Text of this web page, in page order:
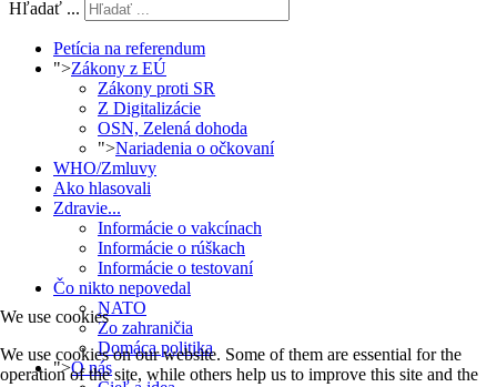
Hľadať ...
Petícia na referendum
">Zákony z EÚ
Zákony proti SR
Z Digitalizácie
OSN, Zelená dohoda
">Nariadenia o očkovaní
WHO/Zmluvy
Ako hlasovali
Zdravie...
Informácie o vakcínach
Informácie o rúškach
Informácie o testovaní
Čo nikto nepovedal
NATO
Zo zahraničia
Domáca politika
">O nás
We use cookies
We use cookies on our website. Some of them are essential for the
operation of the site, while others help us to improve this site and the